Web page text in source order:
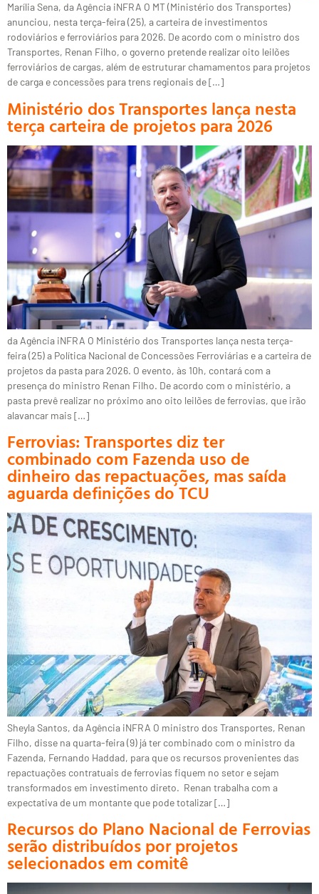
Marília Sena, da Agência iNFRA O MT (Ministério dos Transportes)
anunciou, nesta terça-feira (25), a carteira de investimentos
rodoviários e ferroviários para 2026. De acordo com o ministro dos
Transportes, Renan Filho, o governo pretende realizar oito leilões
ferroviários de cargas, além de estruturar chamamentos para projetos
de carga e concessões para trens regionais de […]
Ministério dos Transportes lança nesta
terça carteira de projetos para 2026
da Agência iNFRA O Ministério dos Transportes lança nesta terça-
feira (25) a Política Nacional de Concessões Ferroviárias e a carteira de
projetos da pasta para 2026. O evento, às 10h, contará com a
presença do ministro Renan Filho. De acordo com o ministério, a
pasta prevê realizar no próximo ano oito leilões de ferrovias, que irão
alavancar mais […]
Ferrovias: Transportes diz ter
combinado com Fazenda uso de
dinheiro das repactuações, mas saída
aguarda definições do TCU
Sheyla Santos, da Agência iNFRA O ministro dos Transportes, Renan
Filho, disse na quarta-feira (9) já ter combinado com o ministro da
Fazenda, Fernando Haddad, para que os recursos provenientes das
repactuações contratuais de ferrovias fiquem no setor e sejam
transformados em investimento direto. Renan trabalha com a
expectativa de um montante que pode totalizar […]
Recursos do Plano Nacional de Ferrovias
serão distribuídos por projetos
selecionados em comitê